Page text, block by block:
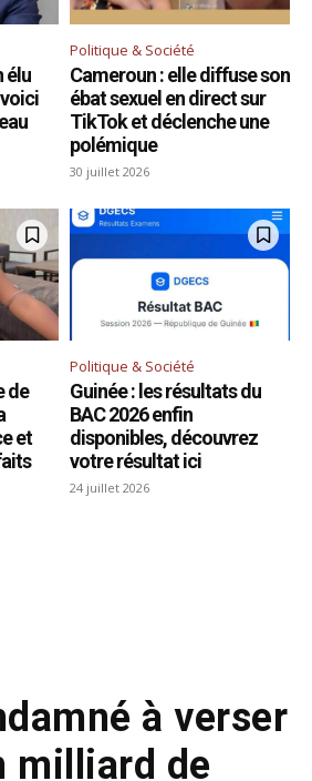
élu
Politique & Société
Cameroun : elle diffuse son
ébat sexuel en direct sur
TikTok et déclenche une
polémique
30 juillet 2026
de
et
Politique & Société
Guinée : les résultats du
BAC 2026 enfin
disponibles, découvrez
votre résultat ici
24 juillet 2026